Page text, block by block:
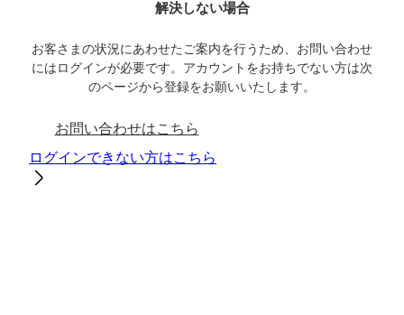
解決しない場合
お客さまの状況にあわせたご案内を行うため、お問い合わせ
にはログインが必要です。アカウントをお持ちでない方は次
のページから登録をお願いいたします。
お問い合わせはこちら
ログインできない方はこちら